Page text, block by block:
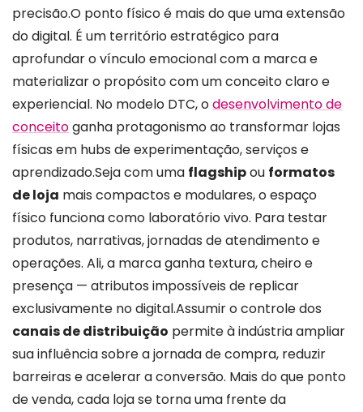
precisão.O ponto físico é mais do que uma extensão
do digital. É um território estratégico para
aprofundar o vínculo emocional com a marca e
materializar o propósito com um conceito claro e
experiencial. No modelo DTC, odesenvolvimento de
conceitoganha protagonismo ao transformar lojas
físicas em hubs de experimentação, serviços e
aprendizado.Seja com uma flagshipou formatos
de loja mais compactos e modulares, o espaço
físico funciona como laboratório vivo. Para testar
produtos, narrativas, jornadas de atendimento e
operações. Ali, a marca ganha textura, cheiro e
presença — atributos impossíveis de replicar
exclusivamente no digital.Assumir o controle dos
canais de distribuição permite à indústria ampliar
sua influência sobre a jornada de compra, reduzir
barreiras e acelerar a conversão. Mais do que ponto
de venda, cada loja se torna uma frente da